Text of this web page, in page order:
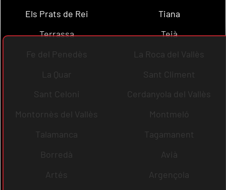
Els Prats de Rei
Tiana
Terrassa
Teià
Fe del Penedès
La Roca del Vallès
La Quar
Sant Climent
Sant Celoni
Cerdanyola del Vallès
Montornès del Vallès
Montmeló
Talamanca
Tagamanent
Borredà
Avià
Artés
Argençola